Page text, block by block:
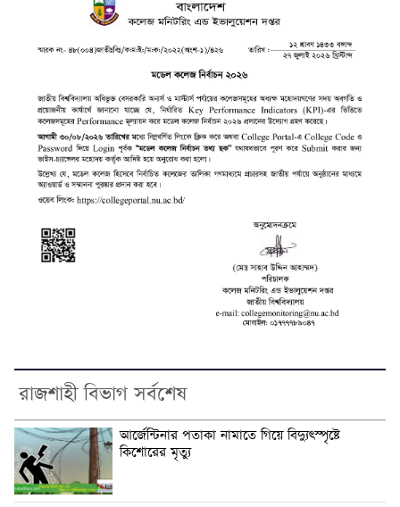
রাজশাহী বিভাগ সর্বশেষ
আর্জেন্টিনার পতাকা নামাতে গিয়ে বিদ্যুৎস্পৃষ্টে
কিশোরের মৃত্যু